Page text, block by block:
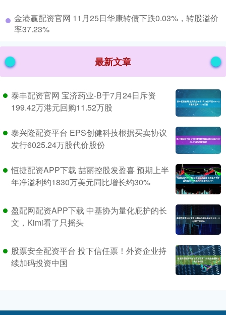
​金港赢配资官网 11月25日华康转债下跌0.03%，转股溢价
率37.23%
最新文章
泰丰配资官网 宝济药业-B于7月24日斥资
199.42万港元回购11.52万股
泰兴隆配资平台 EPS创健科技根据买卖协议
发行6025.24万股代价股份
恒捷配资APP下载 喆丽控股发盈喜 预期上半
年净溢利约1830万美元同比增长约30%
盈配网配资APP下载 中基协为量化庇护的长
文，Kimi看了只摇头
股票安全配资平台 投下信任票！外资企业持
续加码投资中国